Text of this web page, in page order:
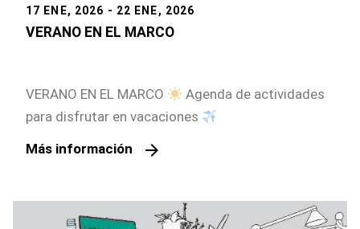
17 ENE, 2026 - 22 ENE, 2026
VERANO EN EL MARCO
VERANO EN EL MARCO
Agenda de actividades
para disfrutar en vacaciones
Más información arrow_forward